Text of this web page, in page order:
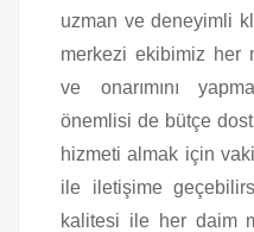
uzman ve deneyimli
merkezi ekibimiz her
ve onarımını
önemlisi de bütçe
hizmeti almak için
ile iletişime
kalitesi ile her daim